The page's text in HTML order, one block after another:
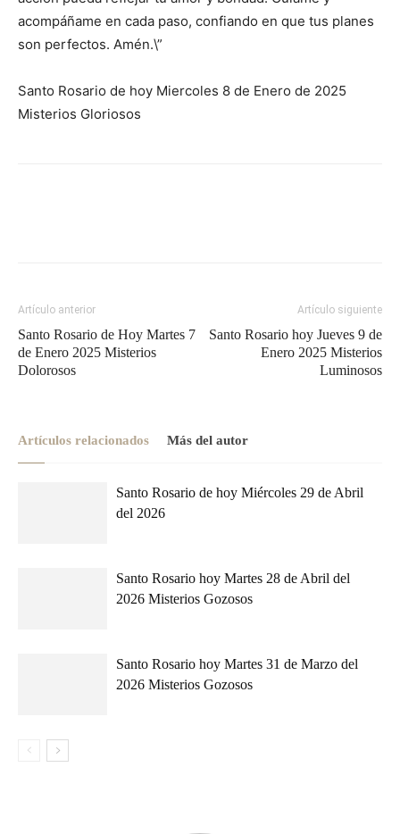
acompáñame en cada paso, confiando en que tus planes
son perfectos. Amén.\”
Santo Rosario de hoy Miercoles 8 de Enero de 2025
Misterios Gloriosos
Artículo anterior
Santo Rosario de Hoy Martes 7
de Enero 2025 Misterios
Dolorosos
Artículo siguiente
Santo Rosario hoy Jueves 9 de
Enero 2025 Misterios
Luminosos
Artículos relacionados Más del autor
Santo Rosario de hoy Miércoles 29 de Abril
del 2026
Santo Rosario hoy Martes 28 de Abril del
2026 Misterios Gozosos
Santo Rosario hoy Martes 31 de Marzo del
2026 Misterios Gozosos